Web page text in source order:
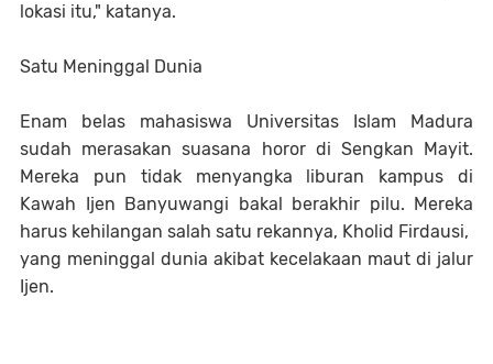
lokasi itu," katanya.
Satu Meninggal Dunia
Enam belas mahasiswa Universitas Islam Madura
sudah merasakan suasana horor di Sengkan Mayit.
Mereka pun tidak menyangka liburan kampus di
Kawah Ijen Banyuwangi bakal berakhir pilu. Mereka
harus kehilangan salah satu rekannya, Kholid Firdausi,
yang meninggal dunia akibat kecelakaan maut di jalur
Ijen.